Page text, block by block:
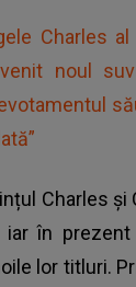
Charles
noul
Charles
iar în
lor titluri.